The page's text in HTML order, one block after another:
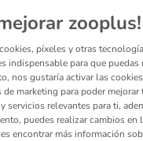
debes ofrecerle una comida
zooplus!
píxeles y otras
indispensable para que puedas
nos gustaría activar las
marketing para poder mejorar
servicios relevantes para ti,
puedes realizar cambios en
encontrar más información